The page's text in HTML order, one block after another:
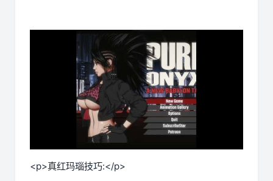
<p>真红玛瑙技巧:</p>